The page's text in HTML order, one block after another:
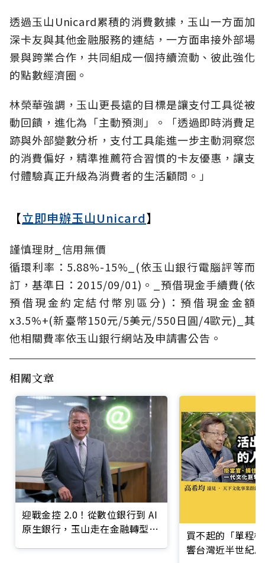
透過玉山Unicard累積的消費數據，玉山一方面加
深卡友與其他金融服務的連結，一方面串接外部場
景與跨業合作，共同組成一個持續流動、彼此強化
的點數經濟圈。
林榮華強調，玉山更長遠的目標是讓支付工具從被
動回饋，進化為「主動預測」。「透過即時消費足
跡與外部變數分析，支付工具能進一步主動洞察您
的消費偏好，精準推薦符合習慣的卡友優惠，讓支
付體驗真正升級為消費者的生活顧問。」
【立即申辦玉山Unicard】
謹慎理財_信用無價
循環利率：5.88%-15%_(依玉山銀行電腦評等而
訂，基準日：2015/09/01)。_預借現金手續費(依
預借現金約定結付幣別區分)：預借現金金額
x3.5%+(新臺幣150元/5美元/550日圓/4歐元)_其
他相關費率依玉山銀行網站及申請書公告。
相關文章
迎戰金控 2.0！從數位銀行到 AI
原生銀行，玉山走在金融轉型最
買不起的「單程
響台灣近半世紀